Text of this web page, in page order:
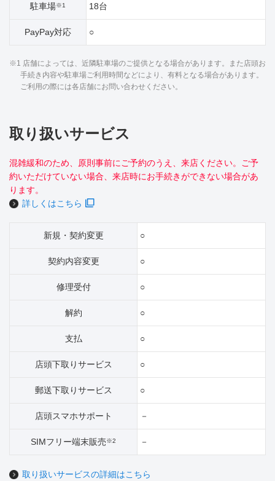
駐車場※1 18台
PayPay対応 ○
※1 店舗によっては、近隣駐車場のご提供となる場合があります。また店頭お
手続き内容や駐車場ご利用時間などにより、有料となる場合があります。
ご利用の際には各店舗にお問い合わせください。
取り扱いサービス
混雑緩和のため、原則事前にご予約のうえ、来店ください。ご予
約いただけていない場合、来店時にお手続きができない場合があ
ります。
詳しくはこちら
新規・契約変更 ○
契約内容変更 ○
修理受付 ○
解約 ○
支払 ○
店頭下取りサービス ○
郵送下取りサービス ○
店頭スマホサポート －
SIMフリー端末販売※2 －
取り扱いサービスの詳細はこちら